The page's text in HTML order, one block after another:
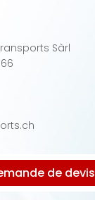
Sàrl
de devis